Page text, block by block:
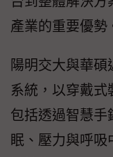
產業的重要優勢
陽明交大與華
系統，以穿戴式
包括透過智慧手
眠、壓力與呼